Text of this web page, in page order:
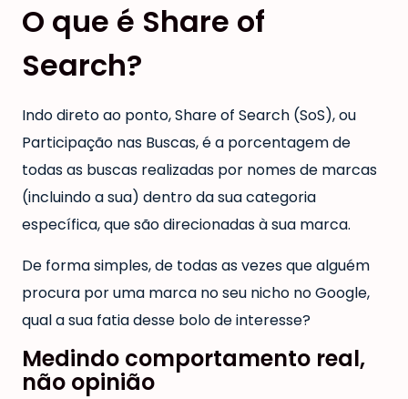
O que é Share of
Search?
Indo direto ao ponto, Share of Search (SoS), ou
Participação nas Buscas, é a porcentagem de
todas as buscas realizadas por nomes de marcas
(incluindo a sua) dentro da sua categoria
específica, que são direcionadas à sua marca.
De forma simples, de todas as vezes que alguém
procura por uma marca no seu nicho no Google,
qual a sua fatia desse bolo de interesse?
Medindo comportamento real,
não opinião